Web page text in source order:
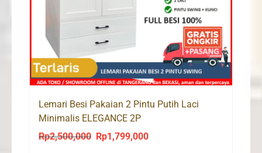
Lemari Besi Pakaian 2 Pintu Putih Laci
Minimalis ELEGANCE 2P
Rp2,500,000
Original
Rp1,799,000Current